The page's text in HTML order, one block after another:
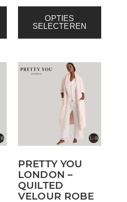
OPTIES
SELECTEREN
PRETTY YOU
LONDON –
QUILTED
VELOUR ROBE
Dit
optie
kan
gekozen
worden